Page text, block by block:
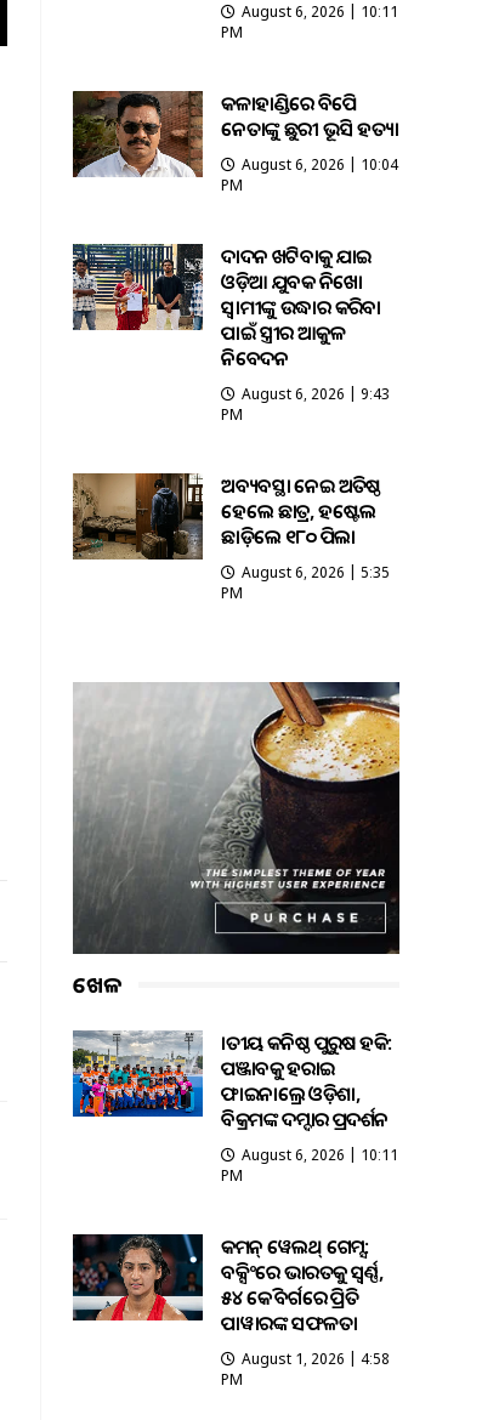
August 6, 2026 | 10:11
PM
କଳାହାଣ୍ଡିରେ ବିଜେପି
ନେତାଙ୍କୁ ଛୁରୀ ଭୂସି ହତ୍ୟା
August 6, 2026 | 10:04
PM
ଦାଦନ ଖଟିବାକୁ ଯାଇ
ଓଡ଼ିଆ ଯୁବକ ନିଖୋଜ
ସ୍ବାମୀଙ୍କୁ ଉଦ୍ଧାର କରିବା
ପାଇଁ ସ୍ତ୍ରୀର ଆକୁଳ
ନିବେଦନ
August 6, 2026 | 9:43
PM
ଅବ୍ୟବସ୍ଥା ନେଇ ଅତିଷ୍ଠ
ହେଲେ ଛାତ୍ର, ହଷ୍ଟେଲ
ଛାଡ଼ିଲେ ୧୮୦ ପିଲା
August 6, 2026 | 5:35
PM
ଖେଳ
ଜାତୀୟ କନିଷ୍ଠ ପୁରୁଷ ହକି:
ପଞ୍ଜାବକୁ ହରାଇ
ଫାଇନାଲ୍ରେ ଓଡ଼ିଶା,
ବିକ୍ରମଙ୍କ ଦମ୍ଦାର ପ୍ରଦର୍ଶନ
August 6, 2026 | 10:11
PM
କମନ୍ ୱେଲଥ୍ ଗେମ୍ସ:
ବକ୍ସିଂରେ ଭାରତକୁ ସ୍ବର୍ଣ୍ଣ,
୫୪ କେଜି ବର୍ଗରେ ପ୍ରିତି
ପାୱାରଙ୍କ ସଫଳତା
August 1, 2026 | 4:58
PM